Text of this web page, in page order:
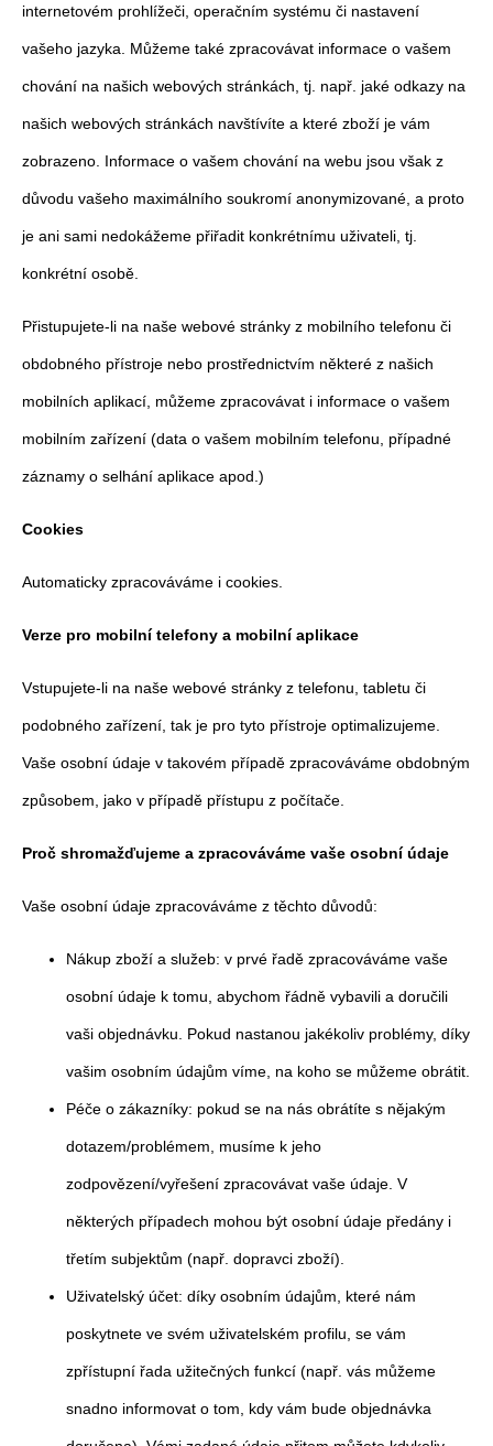
internetovém prohlížeči, operačním systému či nastavení
vašeho jazyka. Můžeme také zpracovávat informace o vašem
chování na našich webových stránkách, tj. např. jaké odkazy na
našich webových stránkách navštívíte a které zboží je vám
zobrazeno. Informace o vašem chování na webu jsou však z
důvodu vašeho maximálního soukromí anonymizované, a proto
je ani sami nedokážeme přiřadit konkrétnímu uživateli, tj.
konkrétní osobě.
Přistupujete-li na naše webové stránky z mobilního telefonu či
obdobného přístroje nebo prostřednictvím některé z našich
mobilních aplikací, můžeme zpracovávat i informace o vašem
mobilním zařízení (data o vašem mobilním telefonu, případné
záznamy o selhání aplikace apod.)
Cookies
Automaticky zpracováváme i cookies.
Verze pro mobilní telefony a mobilní aplikace
Vstupujete-li na naše webové stránky z telefonu, tabletu či
podobného zařízení, tak je pro tyto přístroje optimalizujeme.
Vaše osobní údaje v takovém případě zpracováváme obdobným
způsobem, jako v případě přístupu z počítače.
Proč shromažďujeme a zpracováváme vaše osobní údaje
Vaše osobní údaje zpracováváme z těchto důvodů:
Nákup zboží a služeb: v prvé řadě zpracováváme vaše
osobní údaje k tomu, abychom řádně vybavili a doručili
vaši objednávku. Pokud nastanou jakékoliv problémy, díky
vašim osobním údajům víme, na koho se můžeme obrátit.
Péče o zákazníky: pokud se na nás obrátíte s nějakým
dotazem/problémem, musíme k jeho
zodpovězení/vyřešení zpracovávat vaše údaje. V
některých případech mohou být osobní údaje předány i
třetím subjektům (např. dopravci zboží).
Uživatelský účet: díky osobním údajům, které nám
poskytnete ve svém uživatelském profilu, se vám
zpřístupní řada užitečných funkcí (např. vás můžeme
snadno informovat o tom, kdy vám bude objednávka